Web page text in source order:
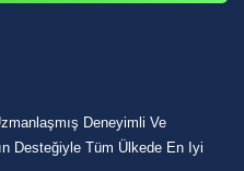
Deneyimli Ve
Desteğiyle Tüm Ülkede En Iyi